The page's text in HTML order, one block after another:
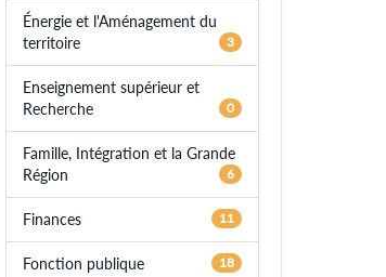
Énergie et l'Aménagement du
territoire
3
Enseignement supérieur et
Recherche
0
Famille, Intégration et la Grande
Région
6
Finances 11
Fonction publique 18